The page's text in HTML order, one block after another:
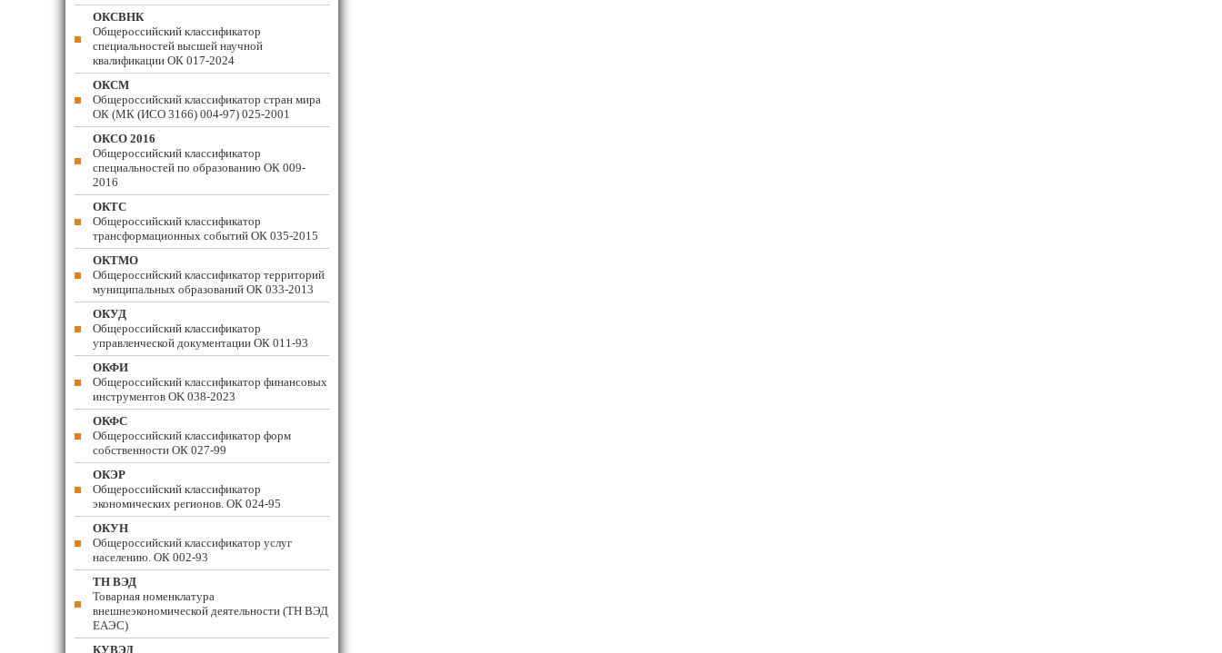
ОКСВНК
Общероссийский классификатор
специальностей высшей научной
квалификации ОК 017-2024
ОКСМ
Общероссийский классификатор стран мира
ОК (МК (ИСО 3166) 004-97) 025-2001
ОКСО 2016
Общероссийский классификатор
специальностей по образованию ОК 009-
2016
ОКТС
Общероссийский классификатор
трансформационных событий ОК 035-2015
ОКТМО
Общероссийский классификатор территорий
муниципальных образований ОК 033-2013
ОКУД
Общероссийский классификатор
управленческой документации ОК 011-93
ОКФИ
Общероссийский классификатор финансовых
инструментов OK 038-2023
ОКФС
Общероссийский классификатор форм
собственности ОК 027-99
ОКЭР
Общероссийский классификатор
экономических регионов. ОК 024-95
ОКУН
Общероссийский классификатор услуг
населению. ОК 002-93
ТН ВЭД
Товарная номенклатура
внешнеэкономической деятельности (ТН ВЭД
ЕАЭС)
КУВЭД